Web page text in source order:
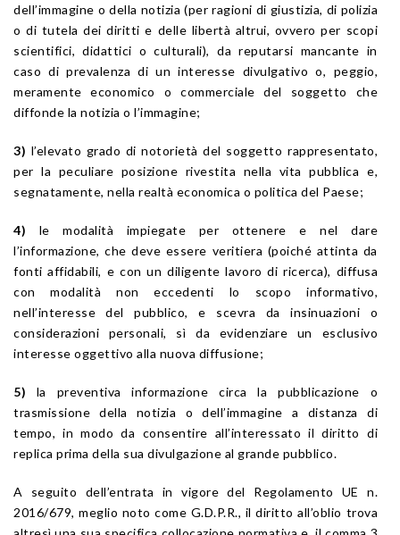
dell’immagine o della notizia (per ragioni di giustizia, di polizia
o di tutela dei diritti e delle libertà altrui, ovvero per scopi
scientifici, didattici o culturali), da reputarsi mancante in
caso di prevalenza di un interesse divulgativo o, peggio,
meramente economico o commerciale del soggetto che
diffonde la notizia o l’immagine;
3) l’elevato grado di notorietà del soggetto rappresentato,
per la peculiare posizione rivestita nella vita pubblica e,
segnatamente, nella realtà economica o politica del Paese;
4) le modalità impiegate per ottenere e nel dare
l’informazione, che deve essere veritiera (poiché attinta da
fonti affidabili, e con un diligente lavoro di ricerca), diffusa
con modalità non eccedenti lo scopo informativo,
nell’interesse del pubblico, e scevra da insinuazioni o
considerazioni personali, sì da evidenziare un esclusivo
interesse oggettivo alla nuova diffusione;
5) la preventiva informazione circa la pubblicazione o
trasmissione della notizia o dell’immagine a distanza di
tempo, in modo da consentire all’interessato il diritto di
replica prima della sua divulgazione al grande pubblico.
A seguito dell’entrata in vigore del Regolamento UE n.
2016/679, meglio noto come G.D.P.R., il diritto all’oblio trova